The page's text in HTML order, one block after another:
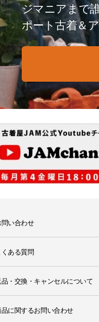
ジマニアまで
ポート古着＆
問い合わせ
くある質問
・交換・キャンセルについて
に関するお問い合わせ